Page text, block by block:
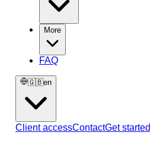
More
FAQ
🇬🇧en
Client accessContactGet started